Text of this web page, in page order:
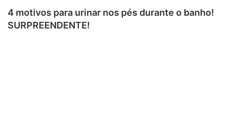
4 motivos para urinar nos pés durante o banho!
SURPREENDENTE!